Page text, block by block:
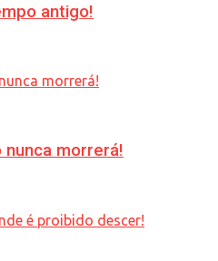
antigo!
morrerá!